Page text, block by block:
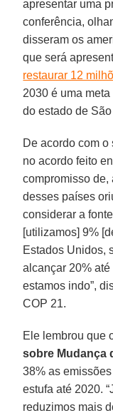
apresentar uma
conferência,
disseram os
que será
restaurar 12
2030 é uma
do estado de
De acordo com o
no acordo feito
compromisso de,
desses países
considerar a
[utilizamos] 9%
Estados Unidos,
alcançar 20%
estamos indo”,
COP 21.
Ele lembrou que
sobre Mudança
38% as
estufa até 2020.
reduzimos mais